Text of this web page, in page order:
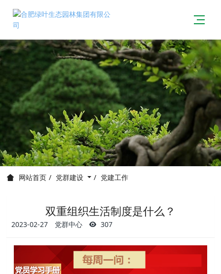
网站首页 党群建设 党建工作
双重组织生活制度是什么？
2023-02-27 党群中心 307